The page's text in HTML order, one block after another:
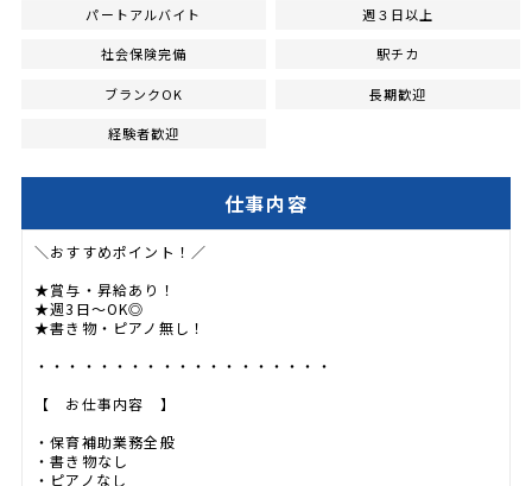
パートアルバイト 週３日以上
社会保険完備 駅チカ
ブランクOK 長期歓迎
経験者歓迎
仕事内容
＼おすすめポイント！／
★賞与・昇給あり！
★週3日～OK◎
★書き物・ピアノ無し！
・・・・・・・・・・・・・・・・・・・
【 お仕事内容 】
・保育補助業務全般
・書き物なし
・ピアノなし